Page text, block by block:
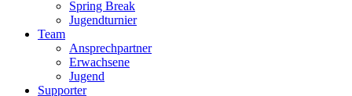
Spring Break
Jugendturnier
Team
Ansprechpartner
Erwachsene
Jugend
Supporter